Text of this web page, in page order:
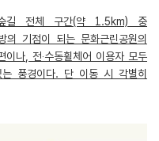
길 전체 구간(약 1.5km) 중
기점이 되는 문화근린공원의
나, 전‧수동휠체어 이용자 모두
풍경이다. 단 이동 시 각별히